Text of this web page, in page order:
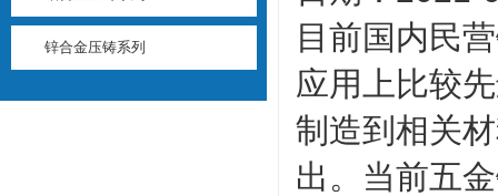
锌合金压铸系列
目前国内民
应用上比较
制造到相关
出。当前五